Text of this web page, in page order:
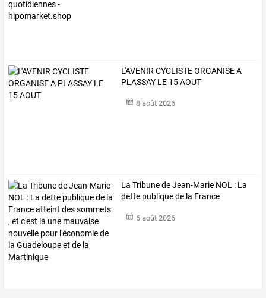
L'AVENIR CYCLISTE ORGANISE A
PLASSAY LE 15 AOUT
8 août 2026
La TribunedeJean-Marie NOL : La
dette publiquede la France
6 août 2026